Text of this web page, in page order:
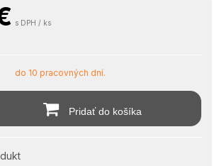
s DPH / ks
do 10 pracovných dní.
Pridať do košíka